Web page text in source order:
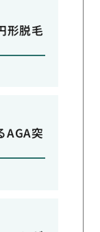
形脱毛
AGA突